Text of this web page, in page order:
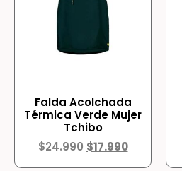
Falda Acolchada
Térmica Verde Mujer
Tchibo
$24.990 $17.990